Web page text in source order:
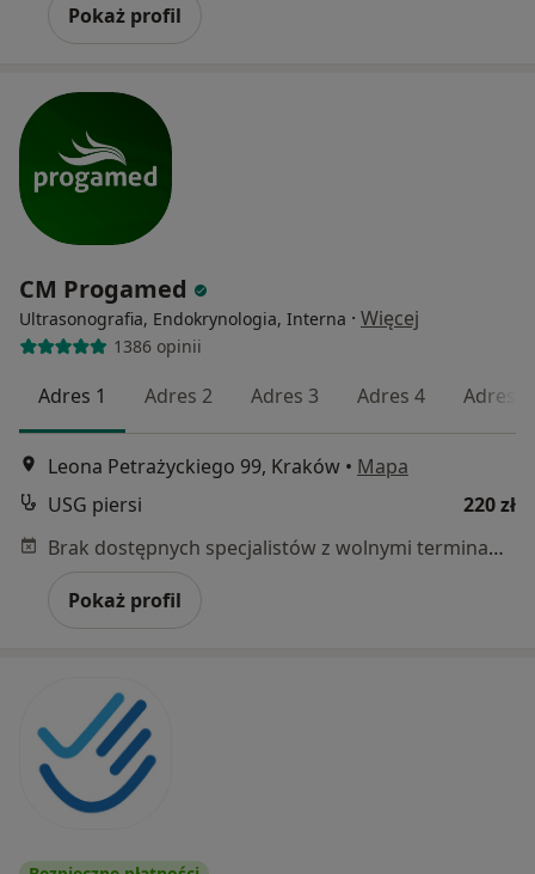
Pokaż profil
CM Progamed
Ultrasonografia, Endokrynologia, Interna · Więcej
1386 opinii
Adres 1 Adres 2 Adres 3 Adres 4 Adres 5
Leona Petrażyckiego 99, Kraków • Mapa
USG piersi
220 zł
Brak dostępnych specjalistów z wolnymi terminami w tym centrum medycznym.
Pokaż profil